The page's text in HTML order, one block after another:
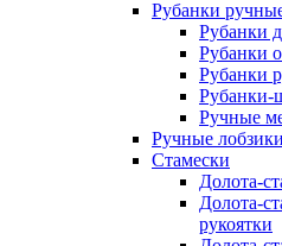
Рубанки
Рубанки
Рубанки
Рубанки
Рубанки-
Ручные
Ручные лобзики
Стамески
Долота-
Долота-
рукоятки